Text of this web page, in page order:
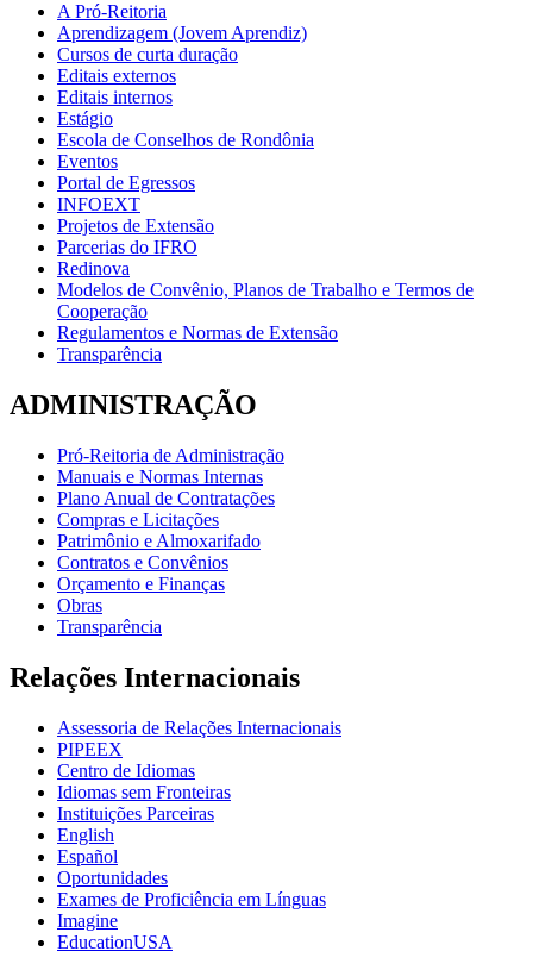
A Pró-Reitoria
Aprendizagem (Jovem Aprendiz)
Cursos de curta duração
Editais externos
Editais internos
Estágio
Escola de Conselhos de Rondônia
Eventos
Portal de Egressos
INFOEXT
Projetos de Extensão
Parcerias do IFRO
Redinova
Modelos de Convênio, Planos de Trabalho e Termos de
Cooperação
Regulamentos e Normas de Extensão
Transparência
ADMINISTRAÇÃO
Pró-Reitoria de Administração
Manuais e Normas Internas
Plano Anual de Contratações
Compras e Licitações
Patrimônio e Almoxarifado
Contratos e Convênios
Orçamento e Finanças
Obras
Transparência
Relações Internacionais
Assessoria de Relações Internacionais
PIPEEX
Centro de Idiomas
Idiomas sem Fronteiras
Instituições Parceiras
English
Español
Oportunidades
Exames de Proficiência em Línguas
Imagine
EducationUSA